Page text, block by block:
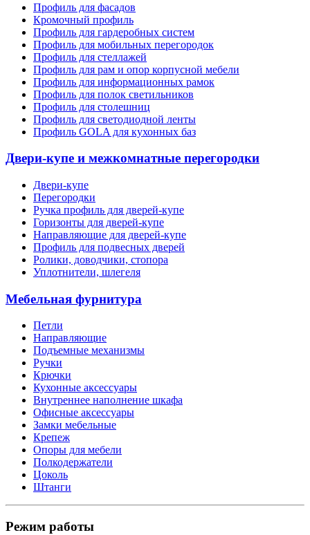
Профиль для фасадов
Кромочный профиль
Профиль для гардеробных систем
Профиль для мобильных перегородок
Профиль для стеллажей
Профиль для рам и опор корпусной мебели
Профиль для информационных рамок
Профиль для полок светильников
Профиль для столешниц
Профиль для светодиодной ленты
Профиль GOLA для кухонных баз
Двери-купе и межкомнатные перегородки
Двери-купе
Перегородки
Ручка профиль для дверей-купе
Горизонты для дверей-купе
Направляющие для дверей-купе
Профиль для подвесных дверей
Ролики, доводчики, стопора
Уплотнители, шлегеля
Мебельная фурнитура
Петли
Направляющие
Подъемные механизмы
Ручки
Крючки
Кухонные аксессуары
Внутреннее наполнение шкафа
Офисные аксессуары
Замки мебельные
Крепеж
Опоры для мебели
Полкодержатели
Цоколь
Штанги
Режим работы